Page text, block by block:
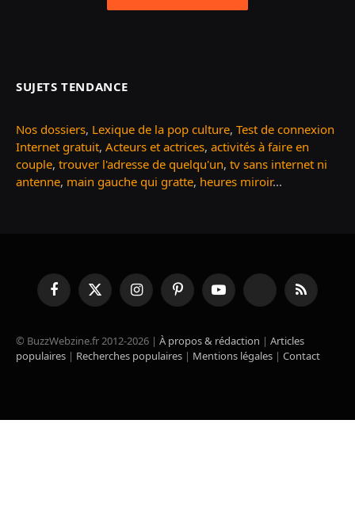
SUJETS TENDANCE
Nos dossiers, Lexique de la pop culture, Test de connexion
Internet gratuit, Acteurs et actrices, activités à faire en
couple, trouver l'adresse de quelqu'un, tv sans internet ni
antenne, main gauche qui gratte, heures miroir...
FacebookX
(Twitter)
InstagramPinterestYouTube TikTok RSS
© BuzzWebzine.fr 2012-2026 | À propos & rédaction | Articles
populaires | Recherches populaires | Mentions légales | Contact